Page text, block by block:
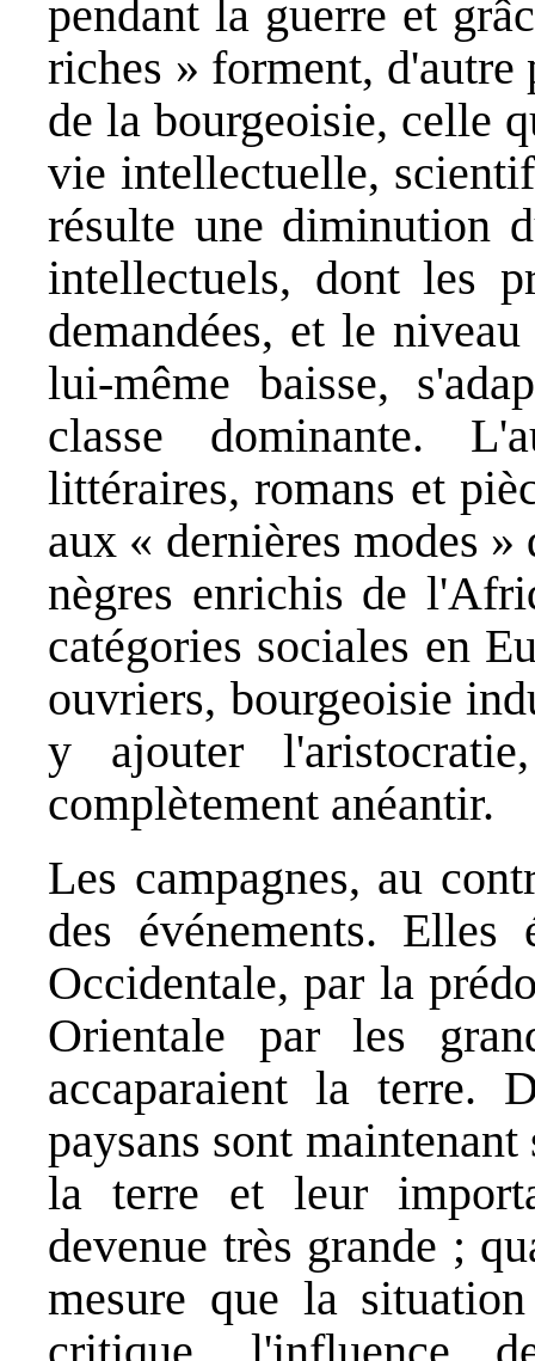
pendant la guerre et
riches » forment,
de la bourgeoisie, celle
vie intellectuelle,
résulte une diminution
intellectuels, dont les
demandées, et le
lui-même baisse,
classe dominante.
littéraires, romans et
aux « dernières modes
nègres enrichis de
catégories sociales en
ouvriers, bourgeoisie
y ajouter
complètement anéantir.
Les campagnes, au
des événements. Elles
Occidentale, par la
Orientale par les
accaparaient la terre.
paysans sont maintenant
la terre et leur
devenue très grande ;
mesure que la